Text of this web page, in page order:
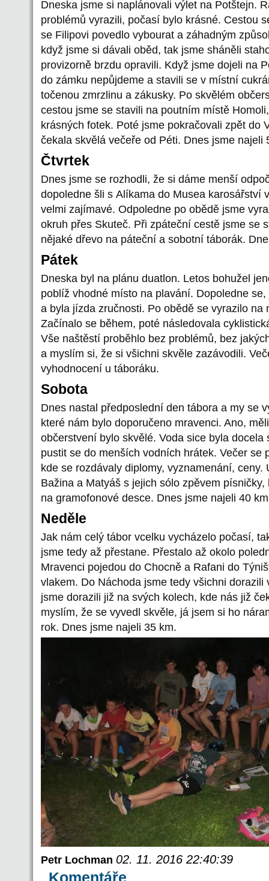
Dneska jsme si naplánovali výlet na Potštejn.
problémů vyrazili, počasí bylo krásné. Cestou
se Filipovi povedlo vybourat a záhadným
když jsme si dávali oběd, tak jsme sháněli
provizorně brzdu opravili. Když jsme dojeli na
do zámku nepůjdeme a stavili se v místní
točenou zmrzlinu a zákusky. Po skvělém
cestou jsme se stavili na poutním místě
krásných fotek. Poté jsme pokračovali zpět do
čekala skvělá večeře od Péti. Dnes jsme najeli
Čtvrtek
Dnes jsme se rozhodli, že si dáme menší
dopoledne šli s Alíkama do Musea karosářství
velmi zajímavé. Odpoledne po obědě jsme
okruh přes Skuteč. Při zpáteční cestě jsme se
nějaké dřevo na páteční a sobotní táborák.
Pátek
Dneska byl na plánu duatlon. Letos bohužel
poblíž vhodné místo na plavání. Dopoledne
a byla jízda zručnosti. Po obědě se vyrazilo na
Začínalo se během, poté následovala
Vše naštěstí proběhlo bez problémů, bez
a myslím si, že si všichni skvěle zazávodili.
vyhodnocení u táboráku.
Sobota
Dnes nastal předposlední den tábora a my se
které nám bylo doporučeno mravenci. Ano,
občerstvení bylo skvělé. Voda sice byla
pustit se do menších vodních hrátek. Večer se
kde se rozdávaly diplomy, vyznamenání, ceny.
Bažina a Matyáš s jejich sólo zpěvem
na gramofonové desce. Dnes jsme najeli 40 km
Neděle
Jak nám celý tábor vcelku vycházelo počasí,
jsme tedy až přestane. Přestalo až okolo
Mravenci pojedou do Chocně a Rafani do
vlakem. Do Náchoda jsme tedy všichni
jsme dorazili již na svých kolech, kde nás již
myslím, že se vyvedl skvěle, já jsem si ho
rok. Dnes jsme najeli 35 km.
Petr Lochman 02. 11. 2016 22:40:39
Komentáře